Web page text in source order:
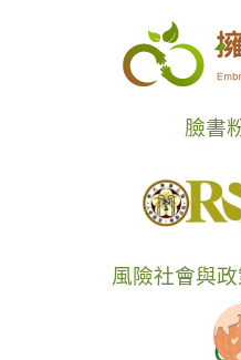
臉書
風險社會與